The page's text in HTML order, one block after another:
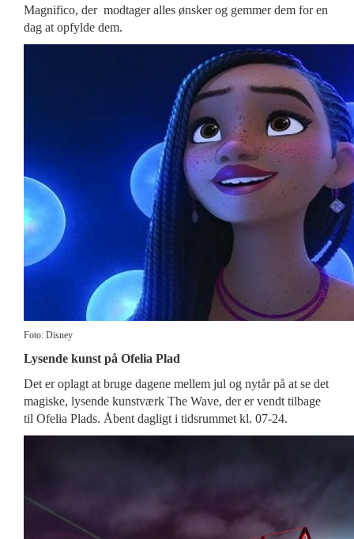
Magnifico, der modtager alles ønsker og gemmer dem for en
dag at opfylde dem.
Foto: Disney
Lysende kunst på Ofelia Plad
Det er oplagt at bruge dagene mellem jul og nytår på at se det
magiske, lysende kunstværk The Wave, der er vendt tilbage
til Ofelia Plads. Åbent dagligt i tidsrummet kl. 07-24.